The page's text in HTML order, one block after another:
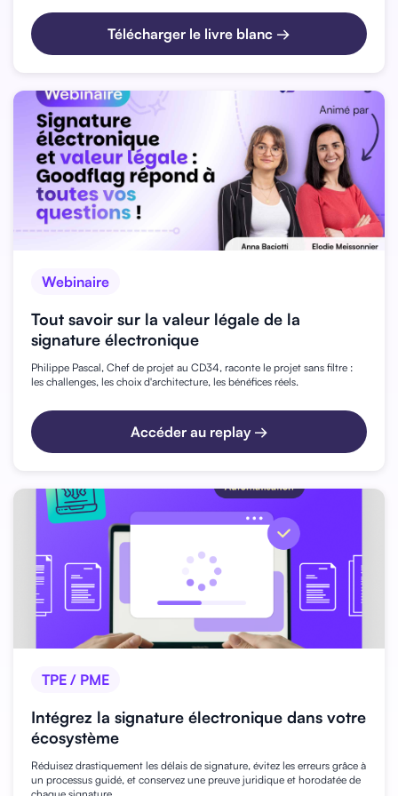
Télécharger le livre blanc →
Webinaire
Tout savoir sur la valeur légale de la
signature électronique
Philippe Pascal, Chef de projet au CD34, raconte le projet sans filtre :
les challenges, les choix d'architecture, les bénéfices réels.
Accéder au replay →
TPE / PME
Intégrez la signature électronique dans votre
écosystème
Réduisez drastiquement les délais de signature, évitez les erreurs grâce à
un processus guidé, et conservez une preuve juridique et horodatée de